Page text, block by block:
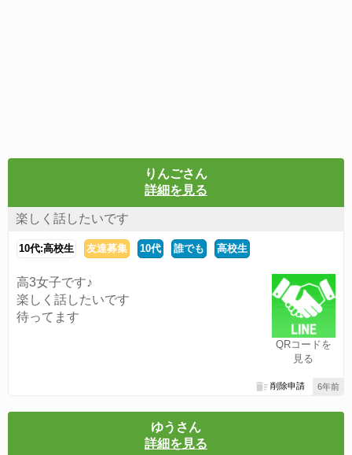
りんごさん
詳細を見る
楽しく話したいです
10代:高校生 友達募集 10代 誰でも 高校生
QRコードを
見る
高3女子です♪
楽しく話したいです
待ってます
6年前
削除申請
ゆうさん
詳細を見る